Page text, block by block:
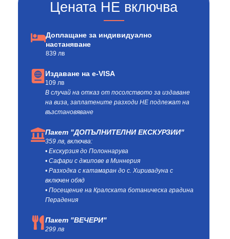
Цената НЕ включва
Доплащане за индивидуално
настаняване
839 лв
Издаване на e-VISA
109 лв
В случай на отказ от посолството за издаване
на виза, заплатените разходи НЕ подлежат на
възстановяване
Пакет "ДОПЪЛНИТЕЛНИ ЕКСКУРЗИИ"
359 лв, включва:
• Екскурзия до Полоннарува
• Сафари с джипове в Миннерия
• Разходка с катамаран до с. Хиривадуна с
включен обяд
• Посещение на Кралската ботаническа градина
Перадения
Пакет "ВЕЧЕРИ"
299 лв